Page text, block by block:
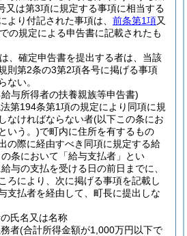
又は第3項に規定する事項に相当する
より付記された事項は、 前条第1項又
の規定による申告書に記載されたも
、確定申告書を提出する者は、当該
則第2条の3第2項各号に掲げる事項
ない。
与所得者の扶養親族等申告書)
第194条第1項の規定により同項に規
なければならない者(以下この条にお
いう。)で町内に住所を有するもの
の際に経由すべき同項に規定する給
条において「給与支払者」とい
与の支払を受ける日の前日までに、
ろにより、次に掲げる事項を記載し
支払者を経由して、町長に提出しな
氏名又は名称
者(合計所得金額が1,000万円以下で